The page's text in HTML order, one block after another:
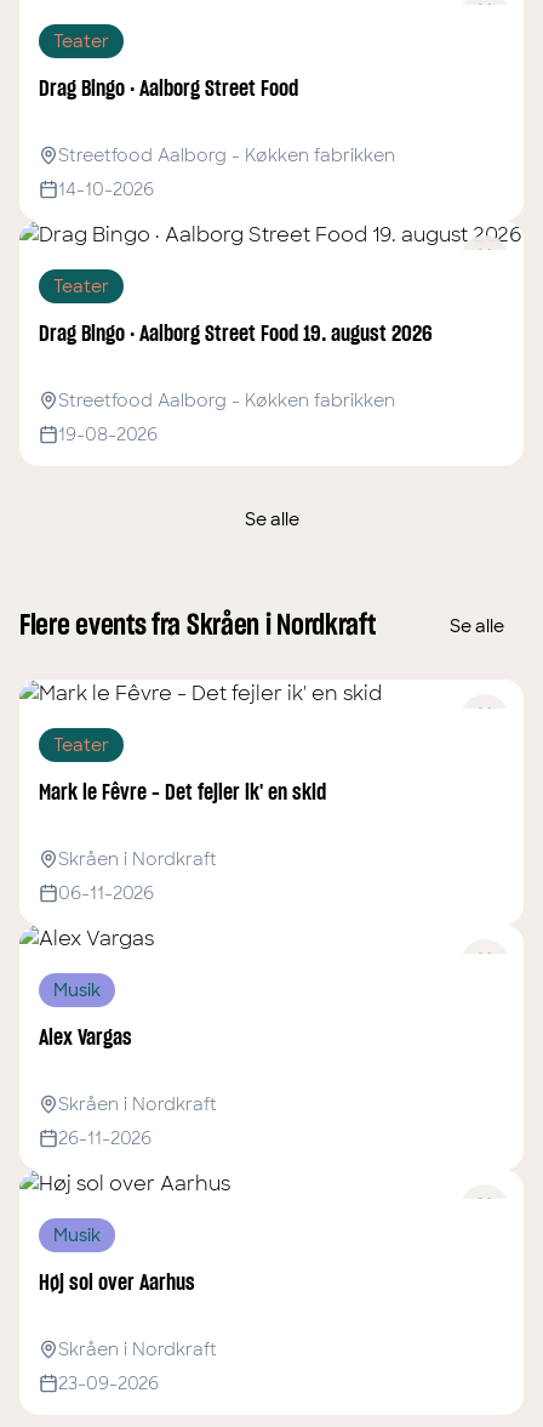
Teater
Drag Bingo · Aalborg Street Food
Streetfood Aalborg - Køkken fabrikken
14-10-2026
Teater
Drag Bingo · Aalborg Street Food 19. august 2026
Streetfood Aalborg - Køkken fabrikken
19-08-2026
Se alle
Flere events fra Skråen i Nordkraft Se alle
Teater
Mark le Fêvre - Det fejler ik' en skid
Skråen i Nordkraft
06-11-2026
Musik
Alex Vargas
Skråen i Nordkraft
26-11-2026
Musik
Høj sol over Aarhus
Skråen i Nordkraft
23-09-2026